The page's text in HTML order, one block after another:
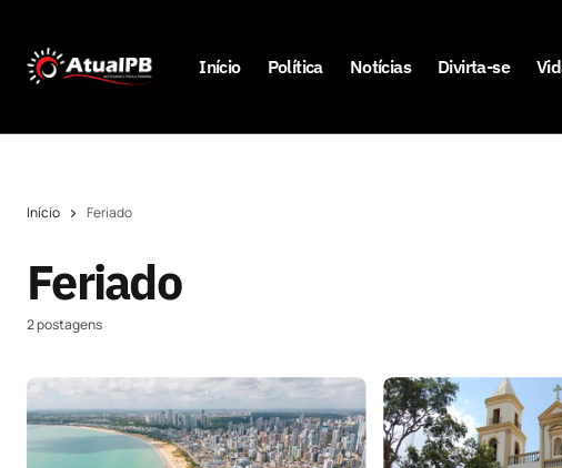
Início Política Notícias Divirta-se
Início Feriado
Feriado
2 postagens